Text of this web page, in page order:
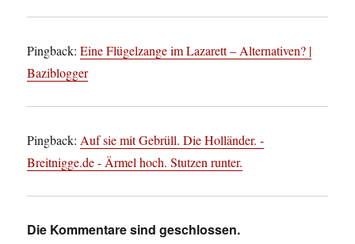
Pingback:Eine Flügelzange im Lazarett – Alternativen? |
Baziblogger
Pingback:Auf sie mit Gebrüll. Die Holländer. -
Breitnigge.de - Ärmel hoch. Stutzen runter.
Die Kommentare sind geschlossen.